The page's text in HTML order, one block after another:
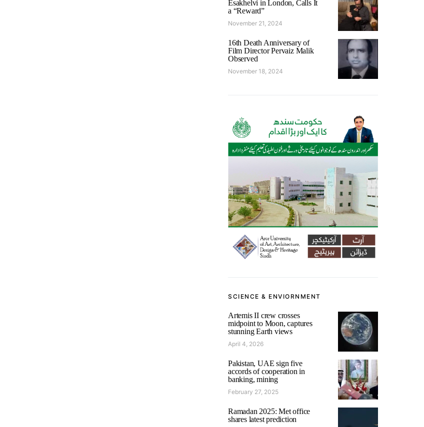
Esakhelvi in London, Calls It
a “Reward”
November 21, 2024
16th Death Anniversary of
Film Director Pervaiz Malik
Observed
November 18, 2024
SCIENCE & ENVIORNMENT
Artemis II crew crosses
midpoint to Moon, captures
stunning Earth views
April 4, 2026
Pakistan, UAE sign five
accords of cooperation in
banking, mining
February 27, 2025
Ramadan 2025: Met office
shares latest prediction